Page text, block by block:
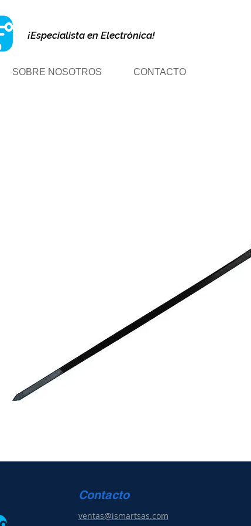
¡Especialista en Electrónica!
SOBRE NOSOTROS CONTACTO
Contacto
ventas@ismartsas.com